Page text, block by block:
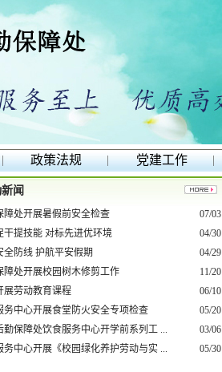
| 政策法规 | 党建工作 |
闻
障处开展暑假前安全检查
07/03
干提技能 对标先进优环境
04/30
全防线 护航平安假期
04/29
障处开展校园树木修剪工作
11/20
展劳动教育课程
06/10
务中心开展食堂防火安全专项检查
05/20
勤保障处饮食服务中心开学前系列工 ...
03/06
务中心开展《校园绿化养护劳动与实 ...
05/30